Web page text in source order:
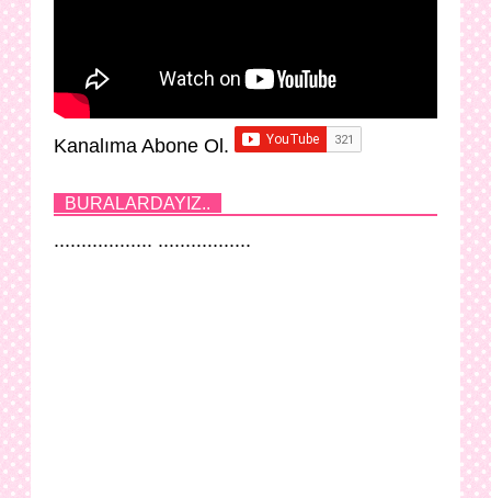
Kanalıma Abone Ol.
BURALARDAYIZ..
.................. .................